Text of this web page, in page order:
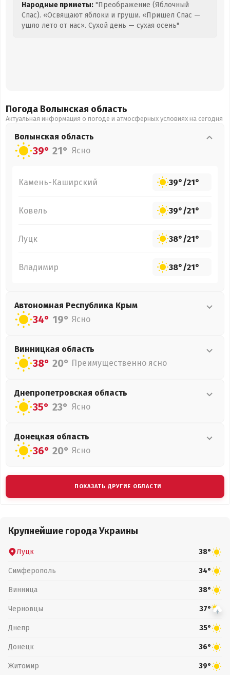
Народные приметы: "Преображение (Яблочный
Спас). «Освящают яблоки и груши. «Пришел Спас —
ушло лето от нас». Сухой день — сухая осень"
Погода Волынская область
Актуальная информация о погоде и атмосферных условиях на сегодня
Волынская область
39° 21° Ясно
Камень-Каширский 39°/21°
Ковель 39°/21°
Луцк 38°/21°
Владимир 38°/21°
Автономная Республика Крым
34° 19° Ясно
Винницкая область
38° 20° Преимущественно ясно
Днепропетровская область
35° 23° Ясно
Донецкая область
36° 20° Ясно
ПОКАЗАТЬ ДРУГИЕ ОБЛАСТИ
Крупнейшие города Украины
Луцк 38°
Симферополь 34°
Винница 38°
Черновцы 37°
Днепр 35°
Донецк 36°
Житомир 39°